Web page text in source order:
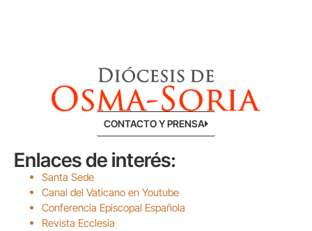
CONTACTO Y PRENSA
Enlaces de interés:
Santa Sede
Canal del Vaticano en Youtube
Conferencia Episcopal Española
Revista Ecclesia